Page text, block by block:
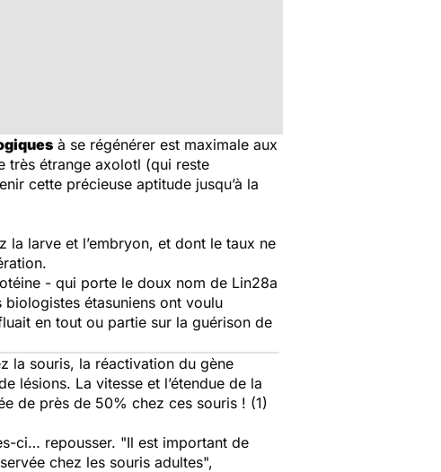
à se régénérer est maximale aux
très étrange axolotl (qui reste
cette précieuse aptitude jusqu’à la
la larve et l’embryon, et dont le taux ne
- qui porte le doux nom de Lin28a
biologistes étasuniens ont voulu
en tout ou partie sur la guérison de
la souris, la réactivation du gène
lésions. La vitesse et l’étendue de la
de près de 50% chez ces souris ! (1)
ci… repousser. "Il est important de
chez les souris adultes",